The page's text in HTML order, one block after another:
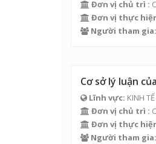
Đơn vị chủ trì :
Đơn vị thực
Người tham gia:
Cơ sở lý luận
Lĩnh vực: KINH
Đơn vị chủ trì :
Đơn vị thực
Người tham gia: